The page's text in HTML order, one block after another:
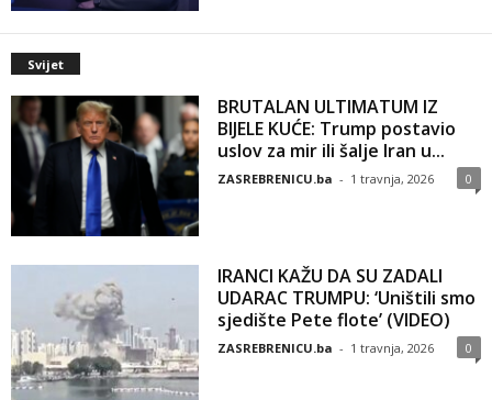
Svijet
BRUTALAN ULTIMATUM IZ
BIJELE KUĆE: Trump postavio
uslov za mir ili šalje Iran u...
ZASREBRENICU.ba - 1 travnja, 2026 0
IRANCI KAŽU DA SU ZADALI
UDARAC TRUMPU: ‘Uništili smo
sjedište Pete flote’ (VIDEO)
ZASREBRENICU.ba - 1 travnja, 2026 0